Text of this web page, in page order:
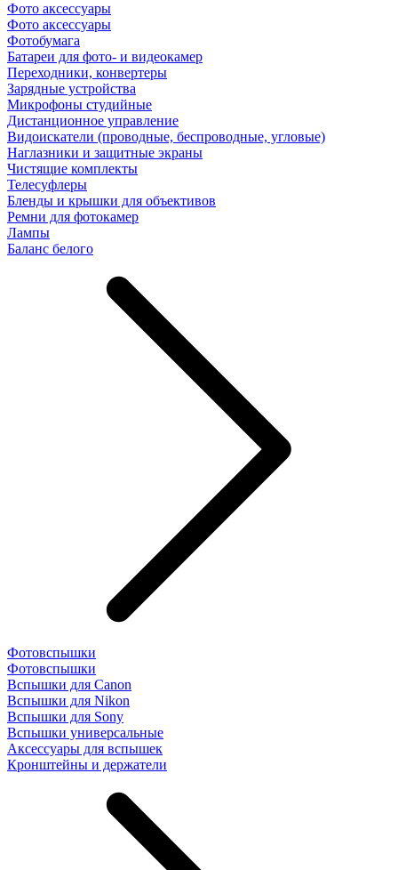
Фото аксессуары
Фото аксессуары
Фотобумага
Батареи для фото- и видеокамер
Переходники, конвертеры
Зарядные устройства
Микрофоны студийные
Дистанционное управление
Видоискатели (проводные, беспроводные, угловые)
Наглазники и защитные экраны
Чистящие комплекты
Телесуфлеры
Бленды и крышки для объективов
Ремни для фотокамер
Лампы
Баланс белого
Фотовспышки
Фотовспышки
Вспышки для Canon
Вспышки для Nikon
Вспышки для Sony
Вспышки универсальные
Аксесcуары для вспышек
Кронштейны и держатели